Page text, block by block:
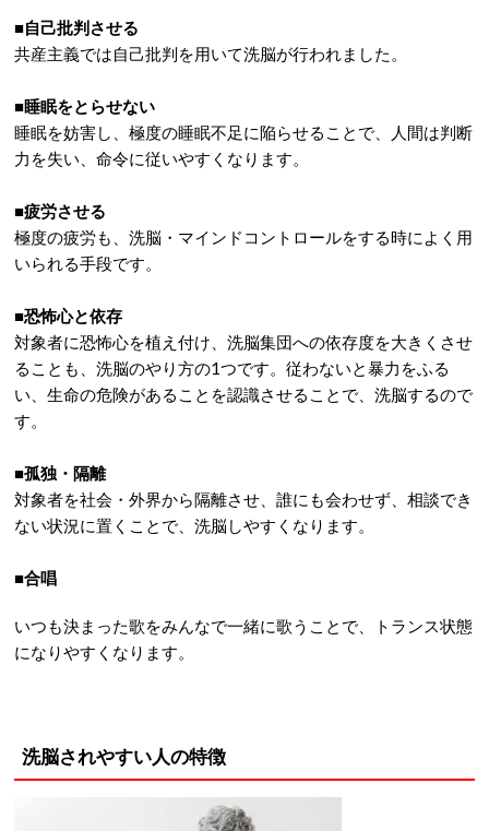
■自己批判させる
共産主義では自己批判を用いて洗脳が行われました。
■睡眠をとらせない
睡眠を妨害し、極度の睡眠不足に陥らせることで、人間は判断
力を失い、命令に従いやすくなります。
■疲労させる
極度の疲労も、洗脳・マインドコントロールをする時によく用
いられる手段です。
■恐怖心と依存
対象者に恐怖心を植え付け、洗脳集団への依存度を大きくさせ
ることも、洗脳のやり方の1つです。従わないと暴力をふる
い、生命の危険があることを認識させることで、洗脳するので
す。
■孤独・隔離
対象者を社会・外界から隔離させ、誰にも会わせず、相談でき
ない状況に置くことで、洗脳しやすくなります。
■合唱
いつも決まった歌をみんなで一緒に歌うことで、トランス状態
になりやすくなります。
洗脳されやすい人の特徴